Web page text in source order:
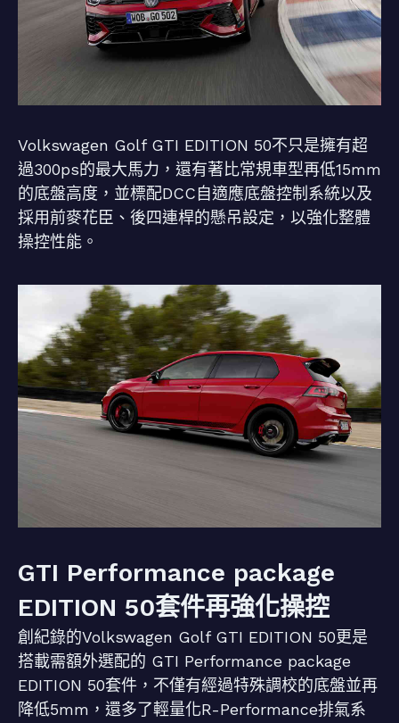
Volkswagen Golf GTI EDITION 50不只是擁有超
過300ps的最大馬力，還有著比常規車型再低15mm
的底盤高度，並標配DCC自適應底盤控制系統以及
採用前麥花臣、後四連桿的懸吊設定，以強化整體
操控性能。
GTI Performance package
EDITION 50套件再強化操控
創紀錄的Volkswagen Golf GTI EDITION 50更是
搭載需額外選配的 GTI Performance package
EDITION 50套件，不僅有經過特殊調校的底盤並再
降低5mm，還多了輕量化R-Performance排氣系